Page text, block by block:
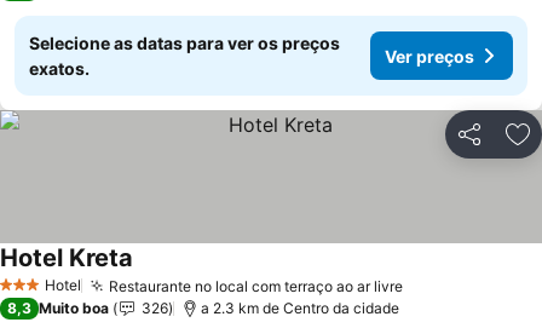
Selecione as datas para ver os preços
exatos.
Ver preços
Partilhar
3 EstrelasHotel Restaurante no local com terraço ao ar livreVer preços
Hotel Kreta
8,3 Muito boa 326 a 2.3 km de Centro da cidade